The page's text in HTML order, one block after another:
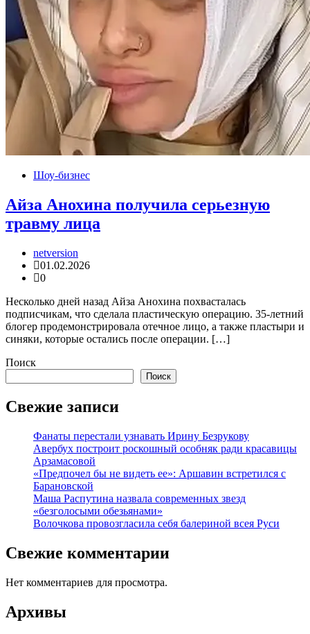
Шоу-бизнес
Айза Анохина получила серьезную
травму лица
netversion
01.02.2026
0
Несколько дней назад Айза Анохина похвасталась
подписчикам, что сделала пластическую операцию. 35-летний
блогер продемонстрировала отечное лицо, а также пластыри и
синяки, которые остались после операции. […]
Поиск
Поиск
Свежие записи
Фанаты перестали узнавать Ирину Безрукову
Авербух построит роскошный особняк ради красавицы
Арзамасовой
«Предпочел бы не видеть ее»: Аршавин встретился с
Барановской
Маша Распутина назвала современных звезд
«безголосыми обезьянами»
Волочкова провозгласила себя балериной всея Руси
Свежие комментарии
Нет комментариев для просмотра.
Архивы